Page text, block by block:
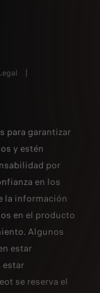
para garantizar
y estén
por
en los
la información
en el producto
Algunos
estar
estar
se reserva el